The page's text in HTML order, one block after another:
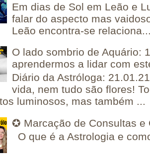
Em dias de Sol em Leão e
falar do aspecto mas
Leão encontra-se
O lado sombrio de Aquário:
aprendermos a lidar com
Diário da Astróloga:
vida, nem tudo são flores!
luminosos, mas também ...
✪ Marcação de Consultas e
O que é a Astrologia e